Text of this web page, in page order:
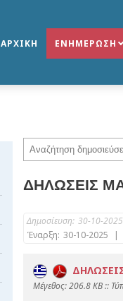
ΑΡΧΙΚΗ ΕΝΗΜΕΡΩΣΗ
ΔΗΛΩΣΕΙΣ
Δημοσίευση: 30-10-
Έναρξη: 30-10-2025 |
Mέγεθος: 206.8 KB ::